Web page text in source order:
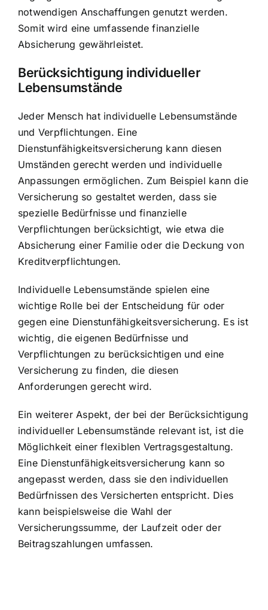
notwendigen Anschaffungen genutzt werden.
Somit wird eine umfassende finanzielle
Absicherung gewährleistet.
Berücksichtigung individueller
Lebensumstände
Jeder Mensch hat individuelle Lebensumstände
und Verpflichtungen. Eine
Dienstunfähigkeitsversicherung kann diesen
Umständen gerecht werden und individuelle
Anpassungen ermöglichen. Zum Beispiel kann die
Versicherung so gestaltet werden, dass sie
spezielle Bedürfnisse und finanzielle
Verpflichtungen berücksichtigt, wie etwa die
Absicherung einer Familie oder die Deckung von
Kreditverpflichtungen.
Individuelle Lebensumstände spielen eine
wichtige Rolle bei der Entscheidung für oder
gegen eine Dienstunfähigkeitsversicherung. Es ist
wichtig, die eigenen Bedürfnisse und
Verpflichtungen zu berücksichtigen und eine
Versicherung zu finden, die diesen
Anforderungen gerecht wird.
Ein weiterer Aspekt, der bei der Berücksichtigung
individueller Lebensumstände relevant ist, ist die
Möglichkeit einer flexiblen Vertragsgestaltung.
Eine Dienstunfähigkeitsversicherung kann so
angepasst werden, dass sie den individuellen
Bedürfnissen des Versicherten entspricht. Dies
kann beispielsweise die Wahl der
Versicherungssumme, der Laufzeit oder der
Beitragszahlungen umfassen.